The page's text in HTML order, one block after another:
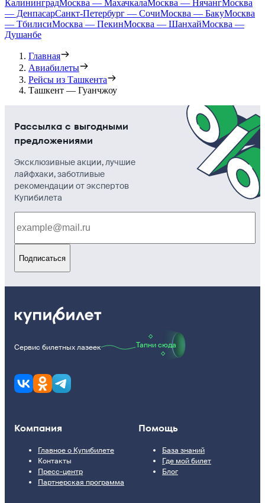
КалининградМосква — МахачкалаМосква — НячангМосква
— ДенпасарСанкт-Петербург — СочиМосква — БакуМосква
— ТбилисиМосква — ПекинМосква — ШанхайМосква —
Душанбе
Главная
Авиабилеты
Рейсы из Ташкента
Ташкент — Гуанчжоу
Рассылка с выгодными
предложениями
Эксклюзивные акции, лучшие
лайфхаки, заботливые
рекомендации от экспертов
Купибилета
Подписаться
Сервис билетных лазеек Тапни сюда
Компания
Главное о Купибилете
Контакты
Пресс-центр
Партнерская программа
Помощь
База знаний
Где мой билет
Блог